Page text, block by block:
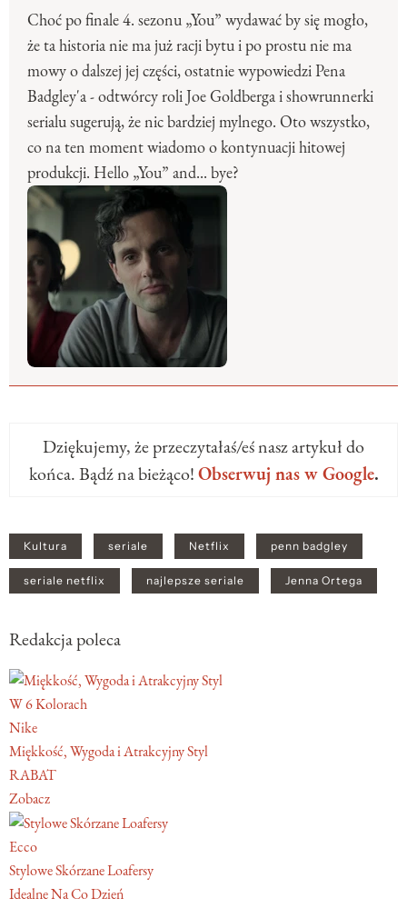
Choć po finale 4. sezonu „You” wydawać by się mogło,
że ta historia nie ma już racji bytu i po prostu nie ma
mowy o dalszej jej części, ostatnie wypowiedzi Pena
Badgley'a - odtwórcy roli Joe Goldberga i showrunnerki
serialu sugerują, że nic bardziej mylnego. Oto wszystko,
co na ten moment wiadomo o kontynuacji hitowej
produkcji. Hello „You” and... bye?
Dziękujemy, że przeczytałaś/eś nasz artykuł do
końca. Bądź na bieżąco!Obserwuj nas w Google.
Kultura seriale Netflix penn badgley
seriale netflix najlepsze seriale Jenna Ortega
Redakcja poleca
W 6 Kolorach
Nike
Miękkość, Wygoda i Atrakcyjny Styl
RABAT
Zobacz
Ecco
Stylowe Skórzane Loafersy
Idealne Na Co Dzień